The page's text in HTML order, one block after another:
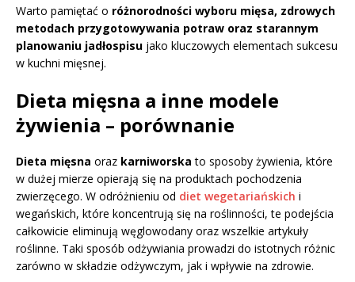
Warto pamiętać o różnorodności wyboru mięsa, zdrowych
metodach przygotowywania potraw oraz starannym
planowaniu jadłospisu jako kluczowych elementach sukcesu
w kuchni mięsnej.
Dieta mięsna a inne modele
żywienia – porównanie
Dieta mięsna oraz karniworska to sposoby żywienia, które
w dużej mierze opierają się na produktach pochodzenia
zwierzęcego. W odróżnieniu od diet wegetariańskich i
wegańskich, które koncentrują się na roślinności, te podejścia
całkowicie eliminują węglowodany oraz wszelkie artykuły
roślinne. Taki sposób odżywiania prowadzi do istotnych różnic
zarówno w składzie odżywczym, jak i wpływie na zdrowie.